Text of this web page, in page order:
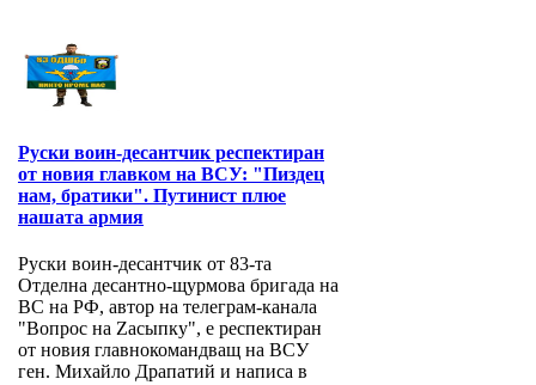
Руски воин-десантчик респектиран
от новия главком на ВСУ: "Пиздец
нам, братики". Путинист плюе
нашата армия
Руски воин-десантчик от 83-та
Отделна десантно-щурмова бригада на
ВС на РФ, автор на телеграм-канала
"Вопрос на Zасыпку", е респектиран
от новия главнокомандващ на ВСУ
ген. Михайло Драпатий и написа в